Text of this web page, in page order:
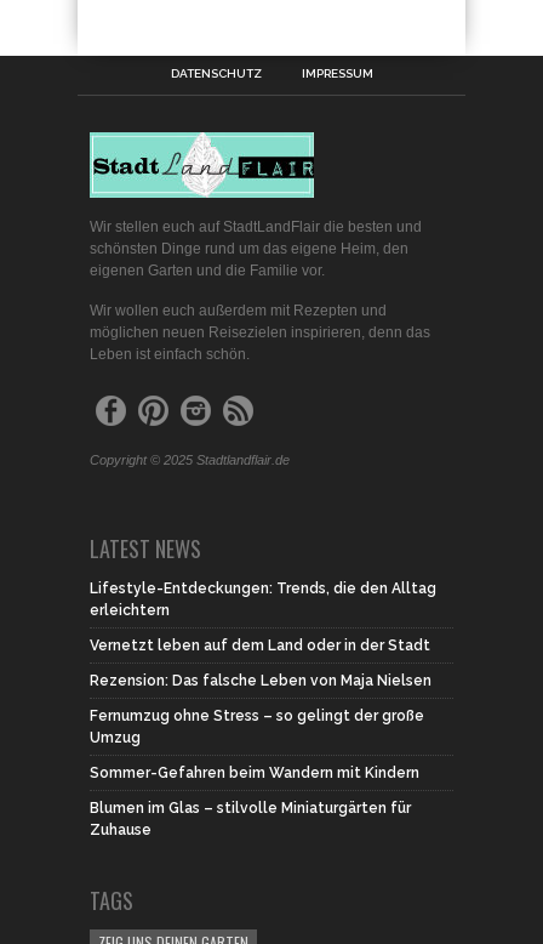
DATENSCHUTZ IMPRESSUM
Wir stellen euch auf StadtLandFlair die besten und
schönsten Dinge rund um das eigene Heim, den
eigenen Garten und die Familie vor.
Wir wollen euch außerdem mit Rezepten und
möglichen neuen Reisezielen inspirieren, denn das
Leben ist einfach schön.
Copyright © 2025 Stadtlandflair.de
LATEST NEWS
Lifestyle-Entdeckungen: Trends, die den Alltag
erleichtern
Vernetzt leben auf dem Land oder in der Stadt
Rezension: Das falsche Leben von Maja Nielsen
Fernumzug ohne Stress – so gelingt der große
Umzug
Sommer-Gefahren beim Wandern mit Kindern
Blumen im Glas – stilvolle Miniaturgärten für
Zuhause
TAGS